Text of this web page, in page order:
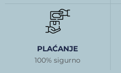
PLAĆANJE
100% sigurno